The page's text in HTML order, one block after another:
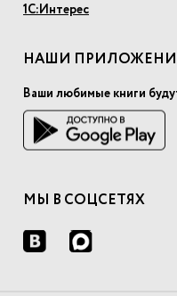
1С:Интерес
НАШИ
Ваши любимые книги
МЫ В СОЦСЕТЯХ